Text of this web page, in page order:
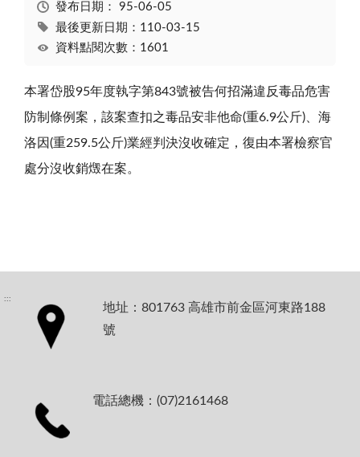
發布日期： 95-06-05
最後更新日期：110-03-15
資料點閱次數：1601
本署岱股95年度執字第843號被告何招滿違反毒品危害
防制條例案，該案查扣之毒品安非他命(重6.9公斤)、海
洛因(重259.5公斤)業經判決沒收確定，復由本署檢察官
處分沒收銷燬在案。
:::
地址：801763 高雄市前金區河東路188
號
電話總機：(07)2161468